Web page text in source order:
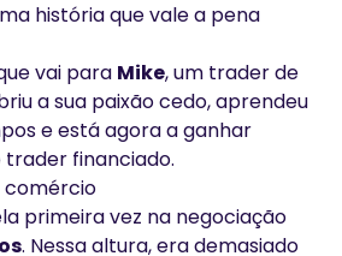
história que vale a pena
vai para Mike, um trader de
a sua paixão cedo, aprendeu
e está agora a ganhar
financiado.
comércio
primeira vez na negociação
. Nessa altura, era demasiado